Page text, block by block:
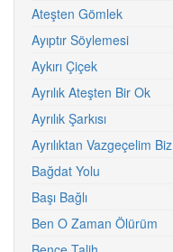
Ateşten Gömlek
Ayıptır Söylemesi
Aykırı Çiçek
Ayrılık Ateşten Bir Ok
Ayrılık Şarkısı
Ayrılıktan Vazgeçelim Biz
Bağdat Yolu
Başı Bağlı
Ben O Zaman Ölürüm